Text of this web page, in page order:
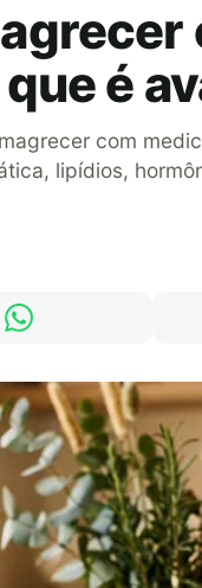
é
com
lipídios,
Compartilhar no